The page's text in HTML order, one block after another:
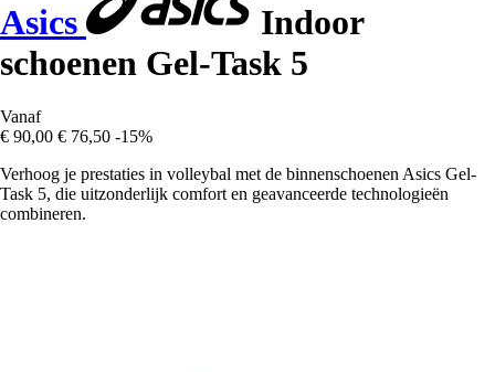
Asics
Indoor
schoenen Gel-Task 5
Vanaf
€ 90,00 € 76,50 -15%
Verhoog je prestaties in volleybal met de binnenschoenen Asics Gel-
Task 5, die uitzonderlijk comfort en geavanceerde technologieën
combineren.